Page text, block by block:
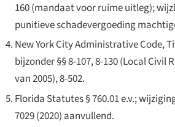
160 (mandaat voor ruime uitleg);
punitieve schadevergoeding
New York City Administrative Code,
bijzonder §§ 8-107, 8-130 (Local Civil
van 2005), 8-502.
Florida Statutes § 760.01 e.v.;
7029 (2020) aanvullend.